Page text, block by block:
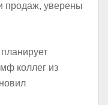
продаж, уверены
коллег из